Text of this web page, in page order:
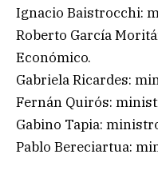
Ignacio Baistrocchi:
Roberto García
Económico.
Gabriela Ricardes:
Fernán Quirós:
Gabino Tapia:
Pablo Bereciartua: